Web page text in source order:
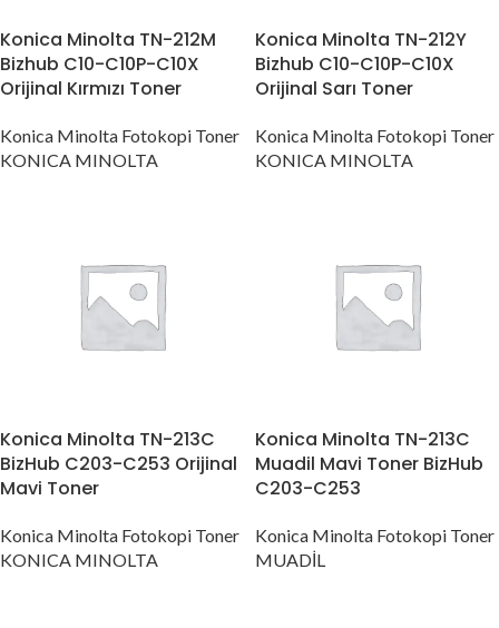
Konica Minolta TN-212M
Bizhub C10-C10P-C10X
Orijinal Kırmızı Toner
Konica Minolta Fotokopi Toner
KONICA MINOLTA
Konica Minolta TN-212Y
Bizhub C10-C10P-C10X
Orijinal Sarı Toner
Konica Minolta Fotokopi Toner
KONICA MINOLTA
Konica Minolta TN-213C
BizHub C203-C253 Orijinal
Mavi Toner
Konica Minolta Fotokopi Toner
KONICA MINOLTA
Konica Minolta TN-213C
Muadil Mavi Toner BizHub
C203-C253
Konica Minolta Fotokopi Toner
MUADİL